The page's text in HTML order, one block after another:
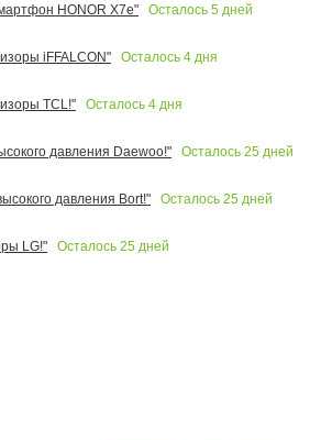
HONOR X7e"
Осталось 5 дней
iFFALCON"
Осталось 4 дня
TCL!"
Осталось 4 дня
давления Daewoo!"
Осталось 25 дней
давления Bort!"
Осталось 25 дней
LG!"
Осталось 25 дней